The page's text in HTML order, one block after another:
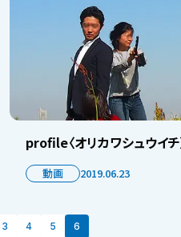
profile〈オリカワシュウイチ
動画 2019.06.23
3 4 5 6